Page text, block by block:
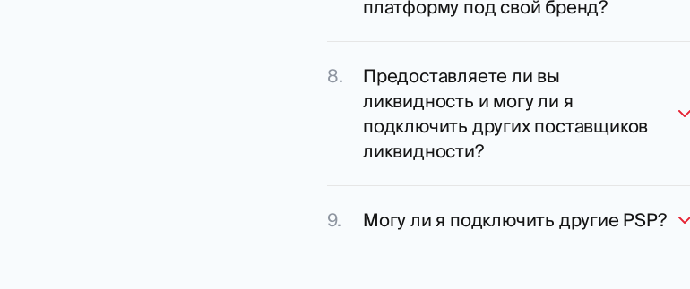
платформу под свой бренд?
Предоставляете ли вы
ликвидность и могу ли я
подключить других поставщиков
ликвидности?
Могу ли я подключить другие PSP?